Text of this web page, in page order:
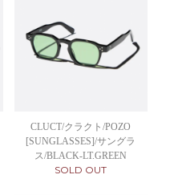
CLUCT/クラクト/POZO
[SUNGLASSES]/サングラ
ス/BLACK-LT.GREEN
SOLD OUT